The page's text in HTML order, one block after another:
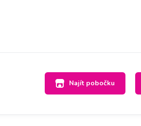
Najít pobočku